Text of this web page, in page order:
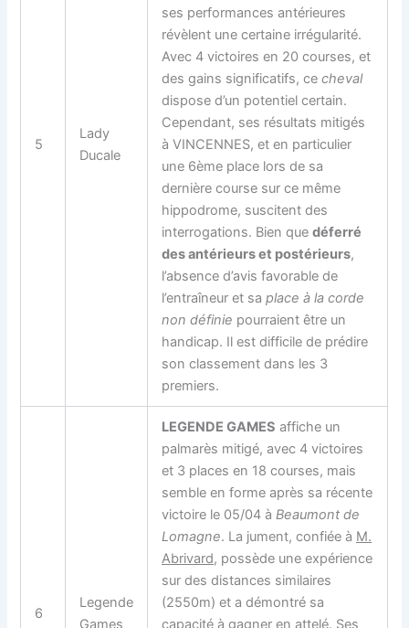
5
Lady
Ducale
ses performances antérieures
révèlent une certaine irrégularité.
Avec 4 victoires en 20 courses, et
des gains significatifs, cecheval
dispose d’un potentiel certain.
Cependant, ses résultats mitigés
à VINCENNES, et en particulier
une 6ème place lors de sa
dernière course sur ce même
hippodrome, suscitent des
interrogations. Bien quedéferré
des antérieurs et postérieurs,
l’absence d’avis favorable de
l’entraîneur et saplace à la corde
non définie pourraient être un
handicap. Il est difficile de prédire
son classement dans les 3
premiers.
6
Legende
Games
LEGENDE GAMES affiche un
palmarès mitigé, avec 4 victoires
et 3 places en 18 courses, mais
semble en forme après sa récente
victoire le 05/04 à Beaumont de
Lomagne. La jument, confiée à M.
Abrivard, possède une expérience
sur des distances similaires
(2550m) et a démontré sa
capacité à gagner en attelé. Ses